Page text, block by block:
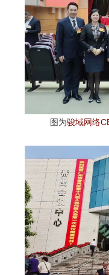
图为骏域网络